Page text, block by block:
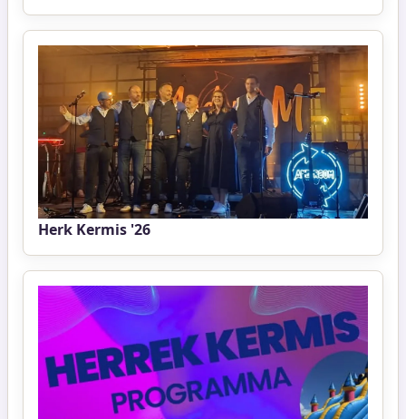
Herk Kermis '26